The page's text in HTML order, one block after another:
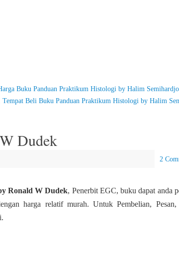
Buku Panduan Praktikum Histologi by Halim Semihardjo
Tempat Beli Buku Panduan Praktikum Histologi by Halim
Dudek
2
Ronald W Dudek, Penerbit EGC, buku dapat anda
harga relatif murah. Untuk Pembelian, Pesan,